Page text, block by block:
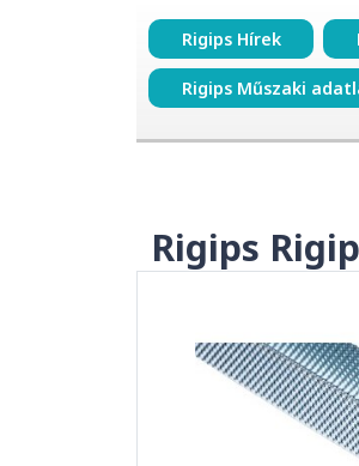
Rigips Hírek
Rigips Műszaki
Rigips